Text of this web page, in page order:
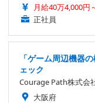
月給40万4,000円
正社員
「ゲーム周辺機器
ェック
Courage Path株式会
大阪府